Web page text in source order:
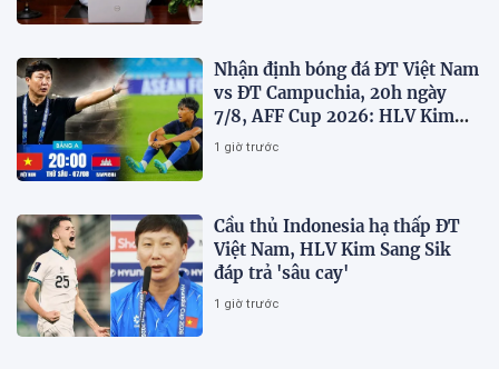
Nhận định bóng đá ĐT Việt Nam
vs ĐT Campuchia, 20h ngày
7/8, AFF Cup 2026: HLV Kim
Sang-sik tiết lộ kế hoạch nhân
1 giờ trước
Cầu thủ Indonesia hạ thấp ĐT
Việt Nam, HLV Kim Sang Sik
đáp trả 'sâu cay'
1 giờ trước